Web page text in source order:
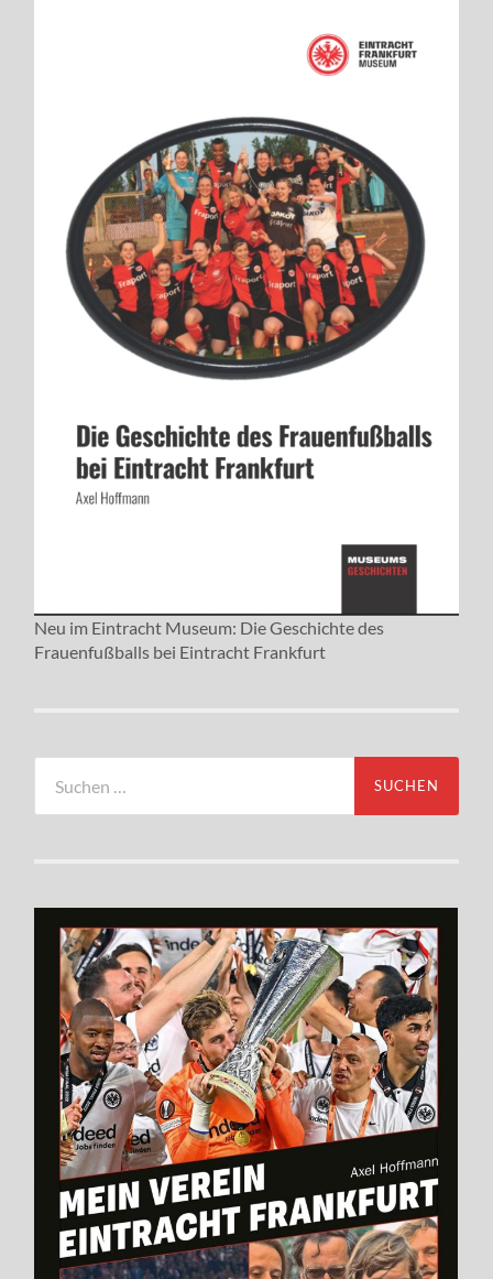
Neu im Eintracht Museum: Die Geschichte des
Frauenfußballs bei Eintracht Frankfurt
nach: